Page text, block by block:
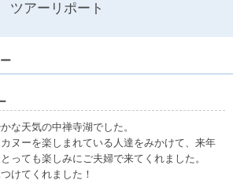
ツアーリポート
な天気の中禅寺湖でした。
ヌーを楽しまれている人達をみかけて、来年
っても楽しみにご夫婦で来てくれました。
けてくれました！